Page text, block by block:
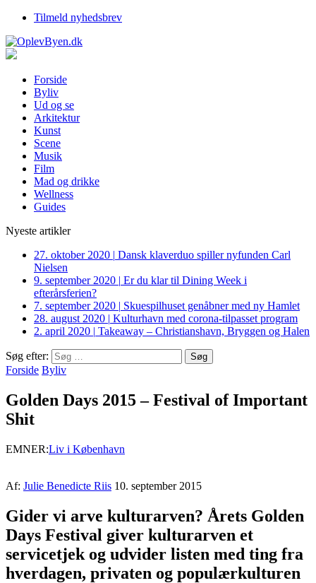
Tilmeld nyhedsbrev
Forside
Byliv
Ud og se
Arkitektur
Kunst
Scene
Musik
Film
Mad og drikke
Wellness
Guides
Nyeste artikler
27. oktober 2020 | Dansk klaverduo spiller nyfunden Carl
Nielsen
9. september 2020 | Er du klar til Dining Week i
efterårsferien?
7. september 2020 | Skuespilhuset genåbner med ny Hamlet
28. august 2020 | Kulturhavn med corona-tilpasset program
2. april 2020 | Takeaway – Christianshavn, Bryggen og Halen
Søg efter:
Forside Byliv
Golden Days 2015 – Festival of Important
Shit
EMNER:Liv i København
Af: Julie Benedicte Riis 10. september 2015
Gider vi arve kulturarven? Årets Golden
Days Festival giver kulturarven et
servicetjek og udvider listen med ting fra
hverdagen, privaten og populærkulturen